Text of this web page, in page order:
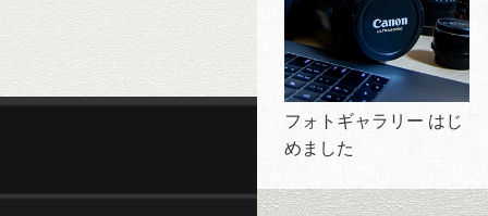
フォトギャラリー はじ
めました